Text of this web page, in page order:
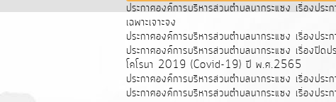
ประกาศองค์การบริหารส่วนตำบลนากระแซง เรื่องป
เฉพาะเจาะจง
ประกาศองค์การบริหารส่วนตำบลนากระแซง เรื่องป
ประกาศองค์การบริหารส่วนตำบลนากระแซง เรื่องปิด
โคโรนา 2019 (Covid-19) ปี พ.ศ.2565
ประกาศองค์การบริหารส่วนตำบลนากระแซง เรื่องประ
ประกาศองค์การบริหารส่วนตำบลนากระแซง เรื่องปร